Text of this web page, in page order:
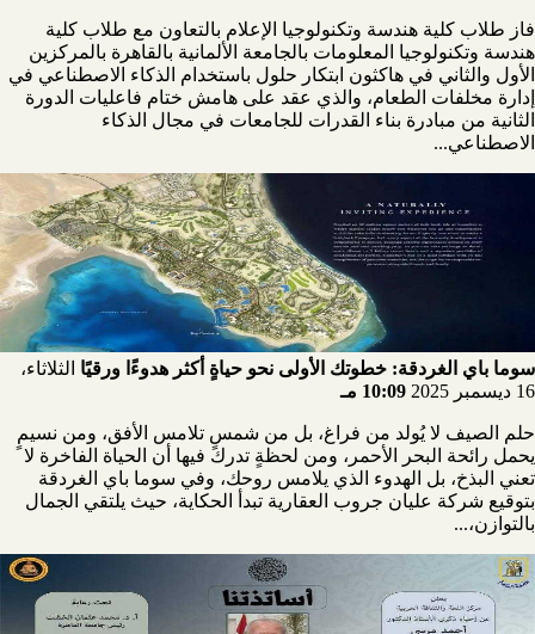
فاز طلاب كلية هندسة وتكنولوجيا الإعلام بالتعاون مع طلاب كلية
هندسة وتكنولوجيا المعلومات بالجامعة الألمانية بالقاهرة بالمركزين
الأول والثاني في هاكثون ابتكار حلول باستخدام الذكاء الاصطناعي في
إدارة مخلفات الطعام، والذي عقد على هامش ختام فاعليات الدورة
الثانية من مبادرة بناء القدرات للجامعات في مجال الذكاء
الاصطناعي...
سوما باي الغردقة: خطوتك الأولى نحو حياةٍ أكثر هدوءًا ورقيًا الثلاثاء،
16 ديسمبر 2025
10:09 مـ
حلم الصيف لا يُولد من فراغ، بل من شمسٍ تلامس الأفق، ومن نسيمٍ
يحمل رائحة البحر الأحمر، ومن لحظةٍ تدرك فيها أن الحياة الفاخرة لا
تعني البذخ، بل الهدوء الذي يلامس روحك، وفي سوما باي الغردقة
بتوقيع شركة عليان جروب العقارية تبدأ الحكاية، حيث يلتقي الجمال
بالتوازن،...